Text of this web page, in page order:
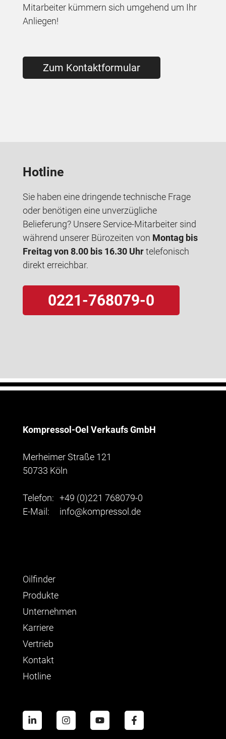
Mitarbeiter kümmern sich umgehend um Ihr
Anliegen!
Zum Kontaktformular
Hotline
Sie haben eine dringende technische Frage
oder benötigen eine unverzügliche
Belieferung? Unsere Service-Mitarbeiter sind
während unserer Bürozeiten von Montag bis
Freitag von 8.00 bis 16.30 Uhrtelefonisch
direkt erreichbar.
0221-768079-0
Kompressol-Oel Verkaufs GmbH
Merheimer Straße 121
50733 Köln
Telefon: +49 (0)221 768079-0
E-Mail:
info@kompressol.de
Oilfinder
Produkte
Unternehmen
Karriere
Vertrieb
Kontakt
Hotline